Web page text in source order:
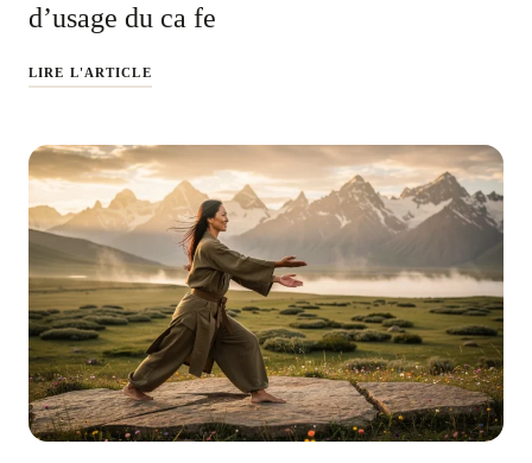
d’usage du ca fe
LIRE L'ARTICLE